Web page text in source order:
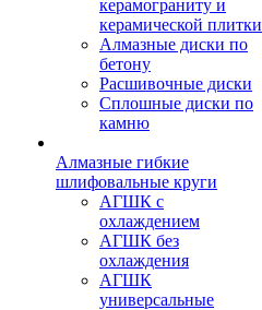
керамограниту и
керамической плитки
Алмазные диски по
бетону
Расшивочные диски
Сплошные диски по
камню
Алмазные гибкие
шлифовальные круги
АГШК с
охлаждением
АГШК без
охлаждения
АГШК
универсальные